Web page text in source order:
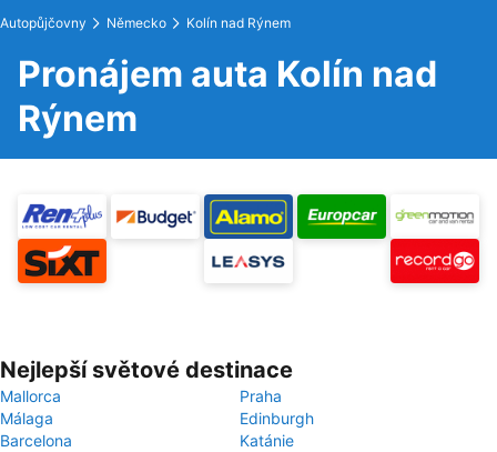
Autopůjčovny Německo Kolín nad Rýnem
Pronájem auta Kolín nad
Rýnem
Nejlepší světové destinace
Mallorca
Praha
Málaga
Edinburgh
Barcelona
Katánie